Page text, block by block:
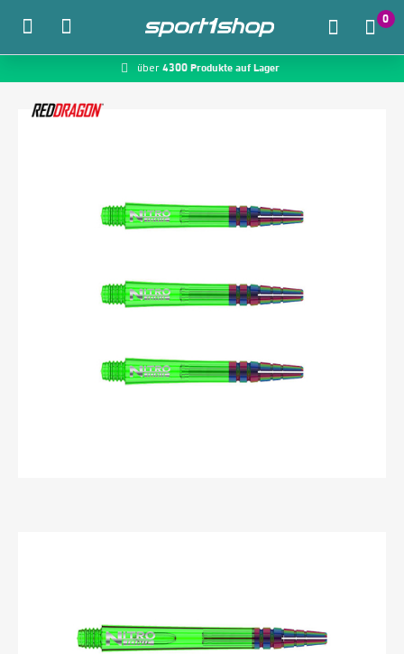
Zum Hauptinhalt springen
0
über 4300 Produkte auf Lager
McDart.de